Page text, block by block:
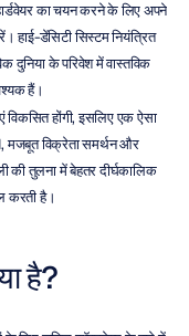
का चयन करने के लिए अपने
हाई-डेंसिटी सिस्टम नियंत्रित
दुनिया के परिवेश में वास्तविक
हैं।
होंगी, इसलिए एक ऐसा
विक्रेता समर्थन और
की तुलना में बेहतर दीर्घकालिक
करती है।
है?